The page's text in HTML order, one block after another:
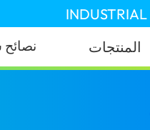
INDUSTRIAL
المنتجات